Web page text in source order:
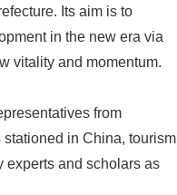
Its aim is to
in the new era via
vitality and momentum.
from
in China, tourism
experts and scholars as